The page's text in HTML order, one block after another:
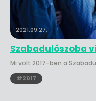
2021.09.27.
Szabadulószoba
Mi volt 2017-ben a
#2017